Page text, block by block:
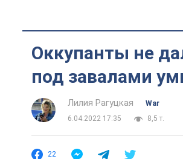
Оккупанты не
под завалами
Лилия Рагуцкая
War
6.04.2022 17:35
8,5 т.
22